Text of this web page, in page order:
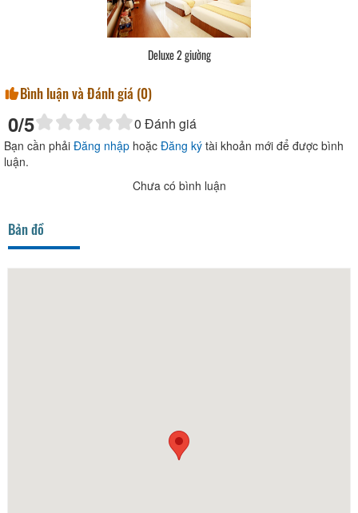
Deluxe 2 giường
Bình luận và Đánh giá (0)
0/5 0 Đánh giá
Bạn cần phải Đăng nhập hoặc Đăng ký tài khoản mới để được bình
luận.
Chưa có bình luận
Bản đồ